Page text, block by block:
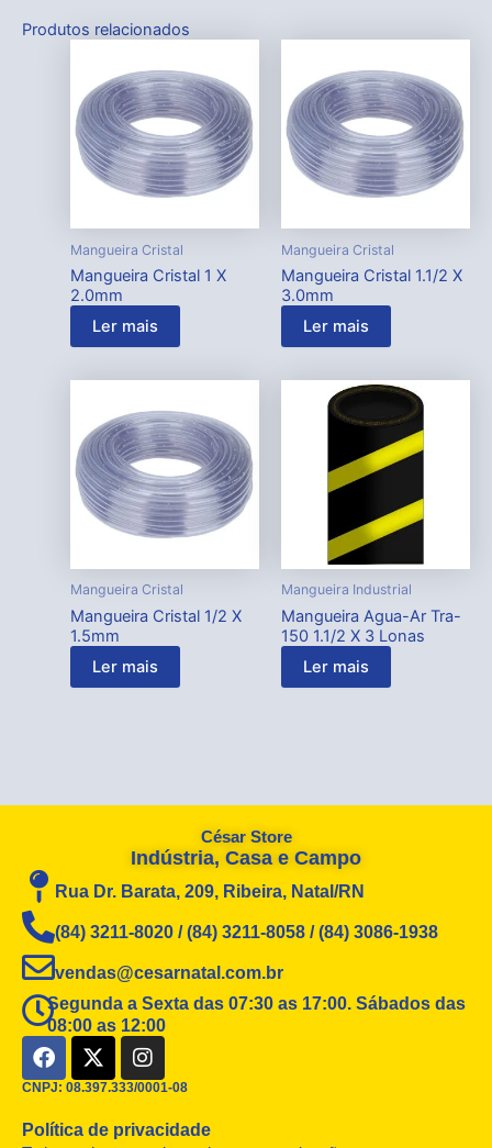
Produtos relacionados
Mangueira Cristal
Mangueira Cristal 1 X
2.0mm
Ler mais
Mangueira Cristal
Mangueira Cristal 1.1/2 X
3.0mm
Ler mais
Mangueira Cristal
Mangueira Cristal 1/2 X
1.5mm
Ler mais
Mangueira Industrial
Mangueira Agua-Ar Tra-
150 1.1/2 X 3 Lonas
Ler mais
César Store
Indústria, Casa e Campo
Rua Dr. Barata, 209, Ribeira, Natal/RN
(84) 3211-8020 / (84) 3211-8058 / (84) 3086-1938
vendas@cesarnatal.com.br
Segunda a Sexta das 07:30 as 17:00. Sábados das
08:00 as 12:00
F
a
c
b
X
-
t
i
I
n
s
a
CNPJ: 08.397.333/0001-08
Política de privacidade